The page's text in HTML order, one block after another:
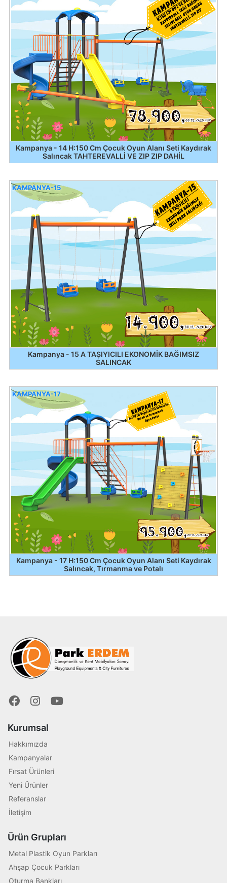
Kampanya - 14 H:150 Cm Çocuk Oyun Alanı Seti Kaydırak
Salıncak TAHTEREVALLİ VE ZIP ZIP DAHİL
Kampanya - 15 A TAŞIYICILI EKONOMİK BAĞIMSIZ
SALINCAK
KAMPANYA-15
Kampanya - 17 H:150 Cm Çocuk Oyun Alanı Seti Kaydırak
Salıncak, Tırmanma ve Potalı
KAMPANYA-17
Kurumsal
Hakkımızda
Kampanyalar
Fırsat Ürünleri
Yeni Ürünler
Referanslar
İletişim
Ürün Grupları
Metal Plastik Oyun Parkları
Ahşap Çocuk Parkları
Oturma Bankları